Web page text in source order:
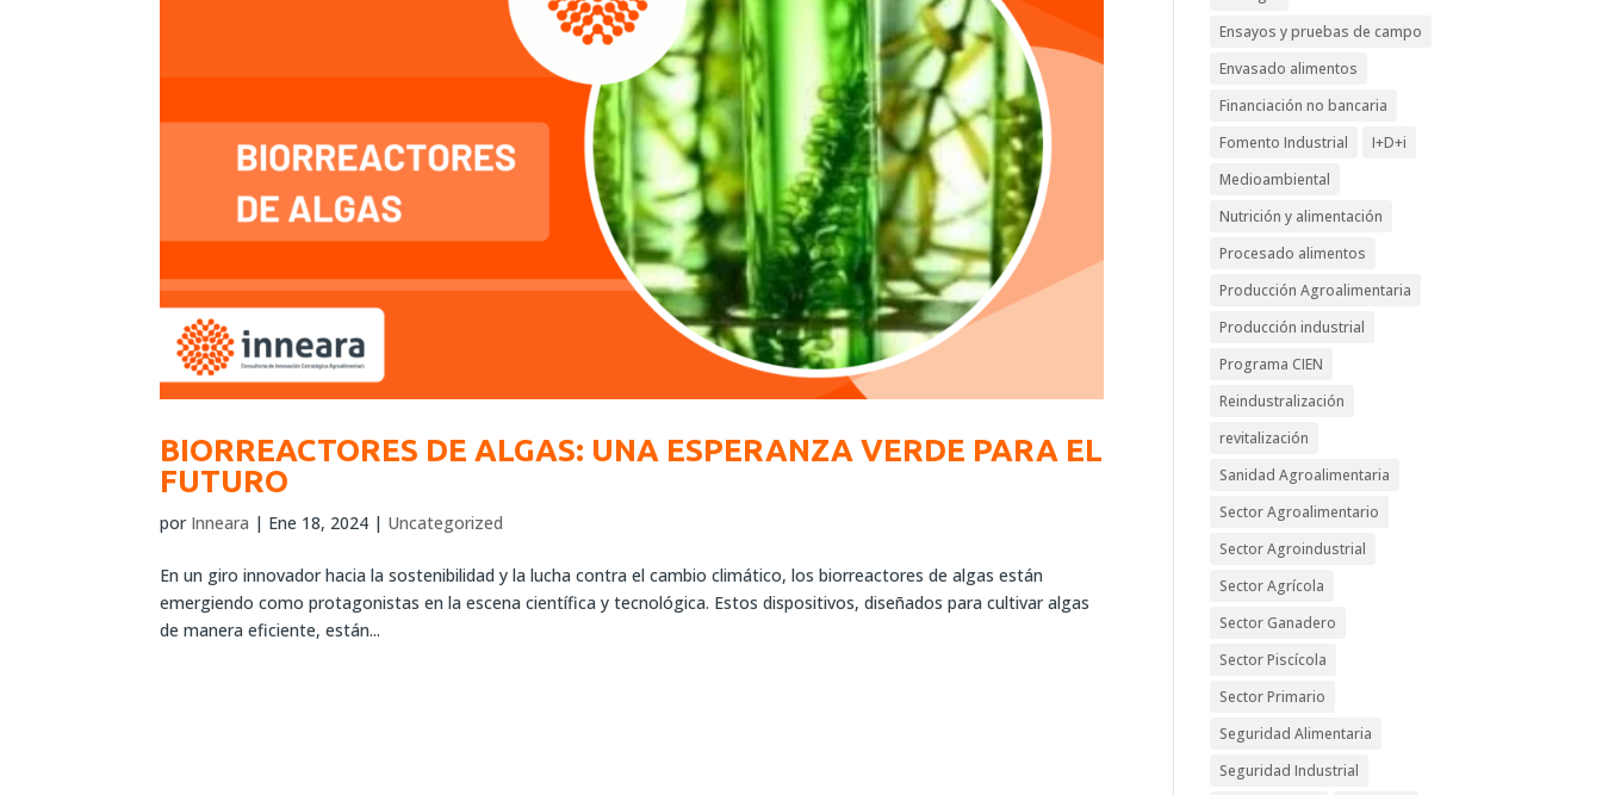
BIORREACTORES DE ALGAS: UNA ESPERANZA VERDE PARA EL
FUTURO
por Inneara | Ene 18, 2024 | Uncategorized
En un giro innovador hacia la sostenibilidad y la lucha contra el cambio climático, los biorreactores de algas están
emergiendo como protagonistas en la escena científica y tecnológica. Estos dispositivos, diseñados para cultivar algas
de manera eficiente, están...
Ensayos y pruebas de campo
Envasado alimentos
Financiación no bancaria
Fomento Industrial
I+D+i
Medioambiental
Nutrición y alimentación
Procesado alimentos
Producción Agroalimentaria
Producción industrial
Programa CIEN
Reindustralización
revitalización
Sanidad Agroalimentaria
Sector Agroalimentario
Sector Agroindustrial
Sector Agrícola
Sector Ganadero
Sector Piscícola
Sector Primario
Seguridad Alimentaria
Seguridad Industrial